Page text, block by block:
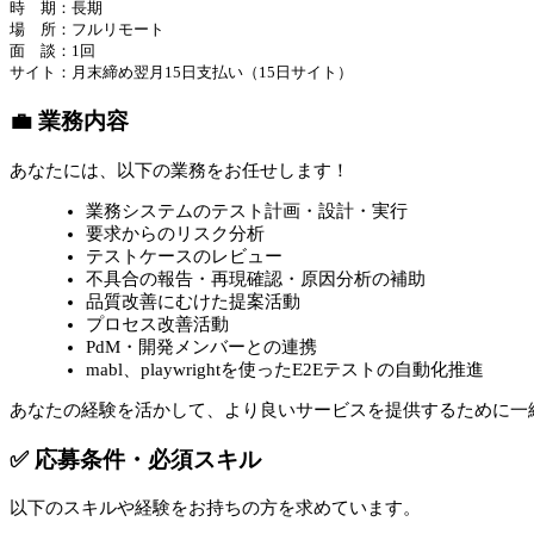
時 期：長期
場 所：フルリモート
面 談：1回
サイト：月末締め翌月15日支払い（15日サイト）
💼 業務内容
あなたには、以下の業務をお任せします！
業務システムのテスト計画・設計・実行
要求からのリスク分析
テストケースのレビュー
不具合の報告・再現確認・原因分析の補助
品質改善にむけた提案活動
プロセス改善活動
PdM・開発メンバーとの連携
mabl、playwrightを使ったE2Eテストの自動化推進
あなたの経験を活かして、より良いサービスを提供するために一
✅ 応募条件・必須スキル
以下のスキルや経験をお持ちの方を求めています。